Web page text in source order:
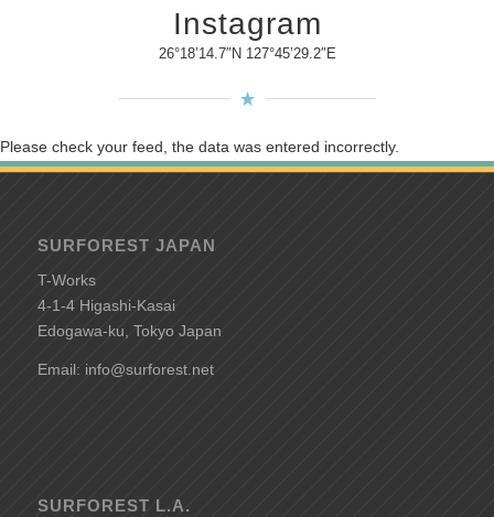
Instagram
26°18’14.7″N 127°45’29.2″E
Please check your feed, the data was entered incorrectly.
SURFOREST JAPAN
T-Works
4-1-4 Higashi-Kasai
Edogawa-ku, Tokyo Japan
Email: info@surforest.net
SURFOREST L.A.